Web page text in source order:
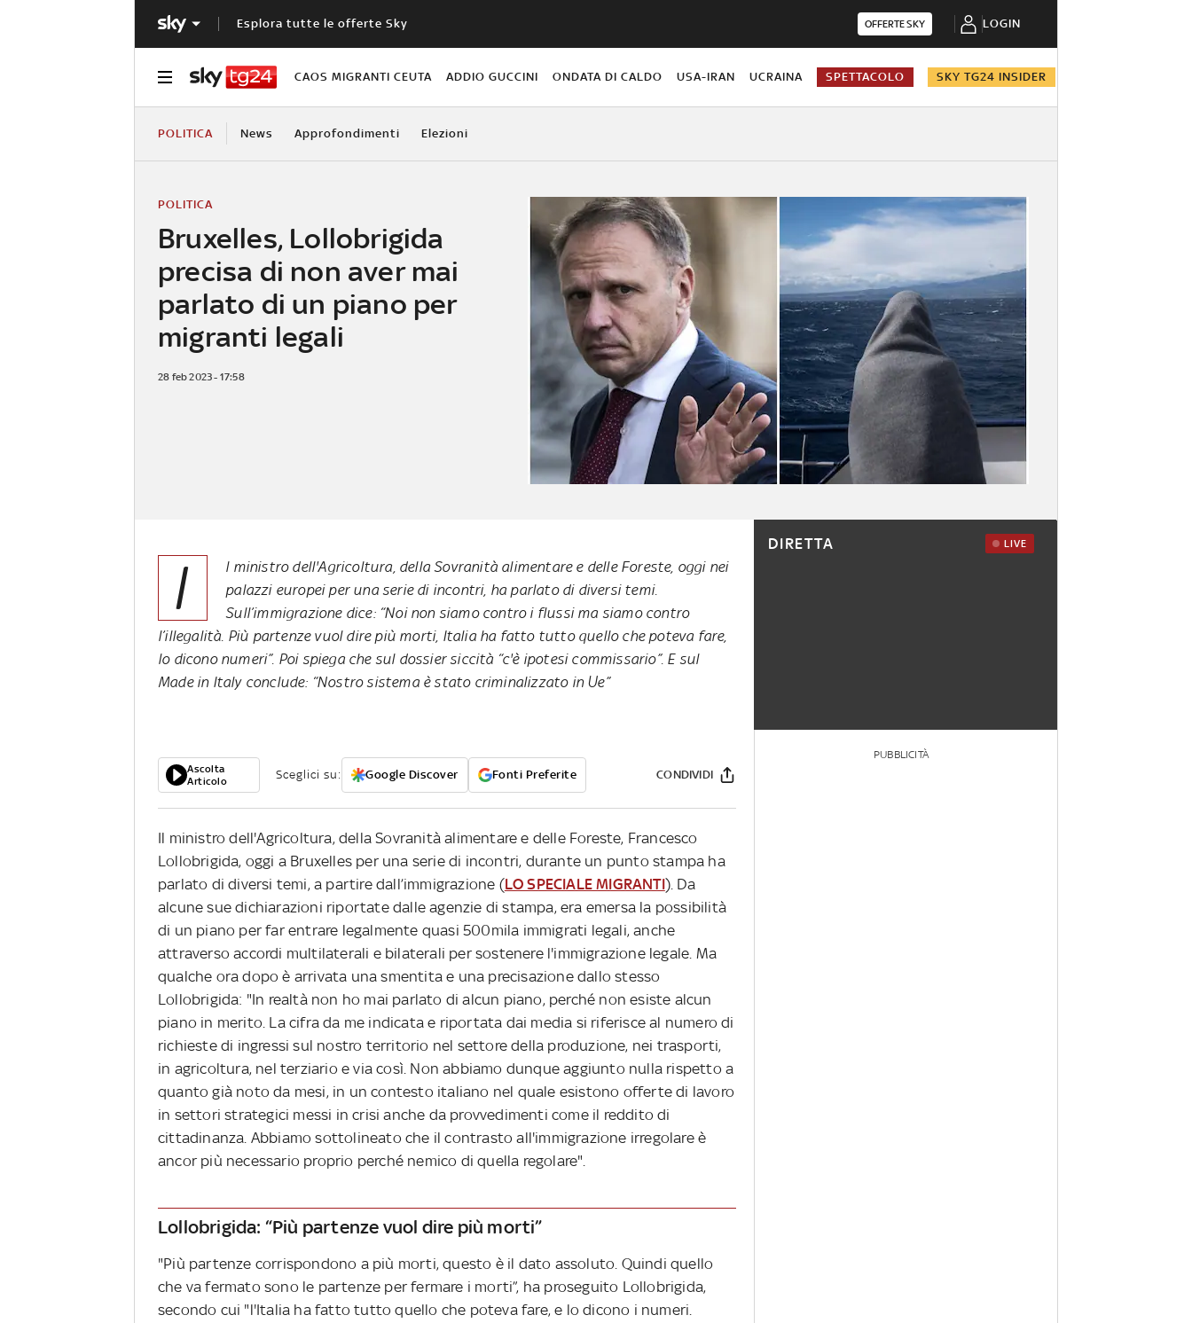
Esplora tutte le offerte Sky OFFERTE SKY LOGIN
CAOS MIGRANTI CEUTA ADDIO GUCCINI ONDATA DI CALDO USA-IRAN UCRAINA SPETTACOLO SKY TG24 INSIDER
POLITICA News Approfondimenti Elezioni
Bruxelles, Lollobrigida
precisa di non aver mai
parlato di un piano per
migranti legali
POLITICA
28 feb 2023 - 17:58
I
l ministro dell'Agricoltura, della Sovranità alimentare e delle Foreste, oggi nei
palazzi europei per una serie di incontri, ha parlato di diversi temi.
Sull’immigrazione dice: “Noi non siamo contro i flussi ma siamo contro
l’illegalità. Più partenze vuol dire più morti, Italia ha fatto tutto quello che poteva fare,
lo dicono numeri”. Poi spiega che sul dossier siccità “c'è ipotesi commissario”. E sul
Made in Italy conclude: “Nostro sistema è stato criminalizzato in Ue”
Ascolta
Articolo
Sceglici su: Google Discover Fonti Preferite CONDIVIDI
Il ministro dell'Agricoltura, della Sovranità alimentare e delle Foreste, Francesco
Lollobrigida, oggi a Bruxelles per una serie di incontri, durante un punto stampa ha
parlato di diversi temi, a partire dall’immigrazione (LO SPECIALE MIGRANTI). Da
alcune sue dichiarazioni riportate dalle agenzie di stampa, era emersa la possibilità
di un piano per far entrare legalmente quasi 500mila immigrati legali, anche
attraverso accordi multilaterali e bilaterali per sostenere l'immigrazione legale. Ma
qualche ora dopo è arrivata una smentita e una precisazione dallo stesso
Lollobrigida: "In realtà non ho mai parlato di alcun piano, perché non esiste alcun
piano in merito. La cifra da me indicata e riportata dai media si riferisce al numero di
richieste di ingressi sul nostro territorio nel settore della produzione, nei trasporti,
in agricoltura, nel terziario e via così. Non abbiamo dunque aggiunto nulla rispetto a
quanto già noto da mesi, in un contesto italiano nel quale esistono offerte di lavoro
in settori strategici messi in crisi anche da provvedimenti come il reddito di
cittadinanza. Abbiamo sottolineato che il contrasto all'immigrazione irregolare è
ancor più necessario proprio perché nemico di quella regolare".
Lollobrigida: “Più partenze vuol dire più morti”
"Più partenze corrispondono a più morti, questo è il dato assoluto. Quindi quello
che va fermato sono le partenze per fermare i morti”, ha proseguito Lollobrigida,
secondo cui "l'Italia ha fatto tutto quello che poteva fare, e lo dicono i numeri.
DIRETTA LIVE
PUBBLICITÀ